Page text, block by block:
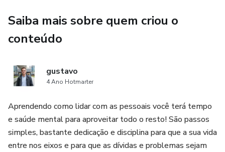
Saiba mais sobre quem criou o
conteúdo
gustavo
4 Ano Hotmarter
Aprendendo como lidar com as pessoais você terá tempo
e saúde mental para aproveitar todo o resto! São passos
simples, bastante dedicação e disciplina para que a sua vida
entre nos eixos e para que as dívidas e problemas sejam